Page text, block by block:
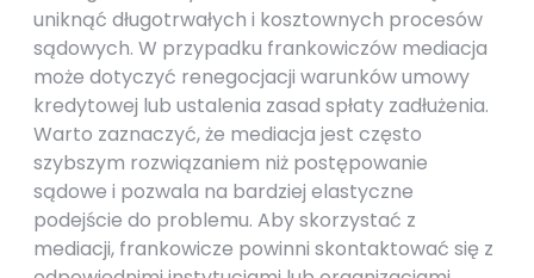
uniknąć długotrwałych i kosztownych procesów
sądowych. W przypadku frankowiczów mediacja
może dotyczyć renegocjacji warunków umowy
kredytowej lub ustalenia zasad spłaty zadłużenia.
Warto zaznaczyć, że mediacja jest często
szybszym rozwiązaniem niż postępowanie
sądowe i pozwala na bardziej elastyczne
podejście do problemu. Aby skorzystać z
mediacji, frankowicze powinni skontaktować się z